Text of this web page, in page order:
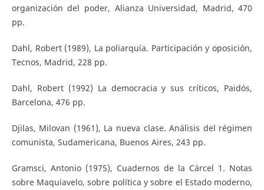
organización del poder, Alianza Universidad, Madrid, 470
pp.
Dahl, Robert (1989), La poliarquía. Participación y oposición,
Tecnos, Madrid, 228 pp.
Dahl, Robert (1992) La democracia y sus críticos, Paidós,
Barcelona, 476 pp.
Djilas, Milovan (1961), La nueva clase. Análisis del régimen
comunista, Sudamericana, Buenos Aires, 243 pp.
Gramsci, Antonio (1975), Cuadernos de la Cárcel 1. Notas
sobre Maquiavelo, sobre política y sobre el Estado moderno,